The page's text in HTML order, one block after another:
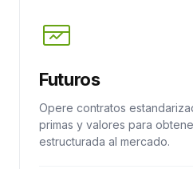
Futuros
Opere contratos
primas y valores para
estructurada al mercado.